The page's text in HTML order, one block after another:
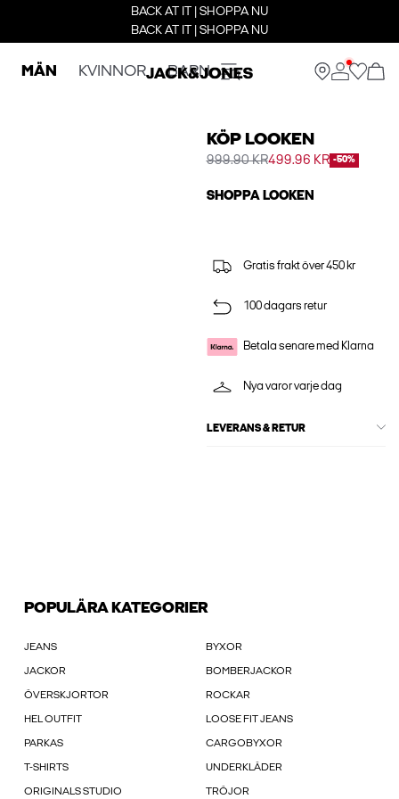
BACK AT IT | SHOPPA NU
BACK AT IT | SHOPPA NU
MÄN KVINNOR BARN
KÖP LOOKEN
999.90 KR499.96 KR -50%
SHOPPA LOOKEN
Gratis frakt över 450 kr
100 dagars retur
Betala senare med Klarna
Nya varor varje dag
LEVERANS & RETUR
POPULÄRA KATEGORIER
JEANS BYXOR
JACKOR BOMBERJACKOR
ÖVERSKJORTOR ROCKAR
HEL OUTFIT LOOSE FIT JEANS
PARKAS CARGOBYXOR
T-SHIRTS UNDERKLÄDER
ORIGINALS STUDIO TRÖJOR